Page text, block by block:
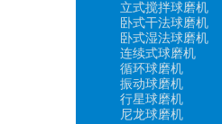
立式搅拌球磨机
卧式干法球磨机
卧式湿法球磨机
连续式球磨机
循环球磨机
振动球磨机
行星球磨机
尼龙球磨机